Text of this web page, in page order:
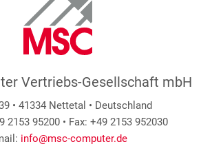
Vertriebs-Gesellschaft mbH
• 41334 Nettetal • Deutschland
2153 95200 • Fax: +49 2153 952030
info@msc-computer.de